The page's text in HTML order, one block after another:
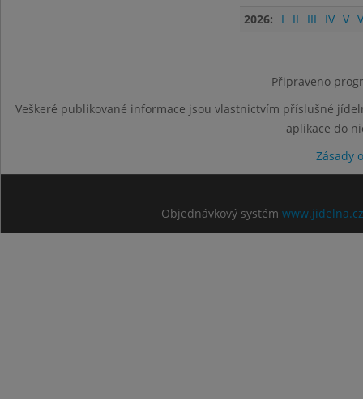
2026:
I II III IV V
Připraveno
Veškeré publikované informace jsou vlastnictvím příslušné
aplikace do
Zásady
Objednávkový systém www.jidelna.cz